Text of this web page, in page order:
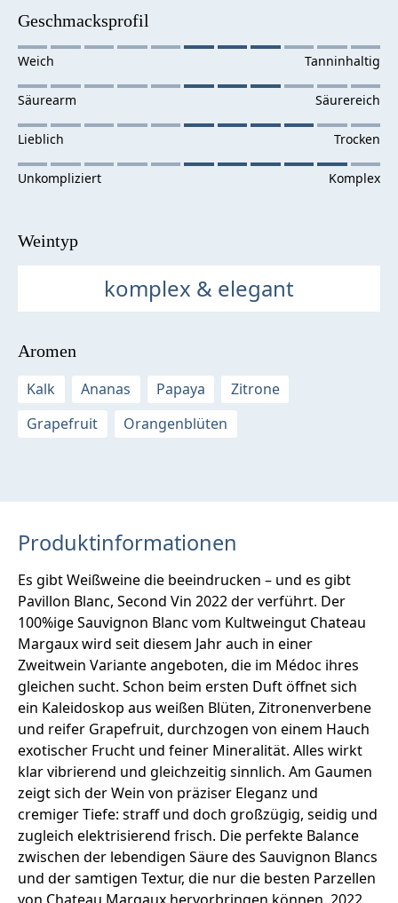
Geschmacksprofil
Weintyp
komplex & elegant
Aromen
Kalk
Ananas Papaya
Zitrone
Grapefruit
Orangenblüten
Produktinformationen
Es gibt Weißweine die beeindrucken – und es gibt
Pavillon Blanc, Second Vin 2022 der verführt. Der
100%ige Sauvignon Blanc vom Kultweingut Chateau
Margaux wird seit diesem Jahr auch in einer
Zweitwein Variante angeboten, die im Médoc ihres
gleichen sucht. Schon beim ersten Duft öffnet sich
ein Kaleidoskop aus weißen Blüten, Zitronenverbene
und reifer Grapefruit, durchzogen von einem Hauch
exotischer Frucht und feiner Mineralität. Alles wirkt
klar vibrierend und gleichzeitig sinnlich. Am Gaumen
zeigt sich der Wein von präziser Eleganz und
cremiger Tiefe: straff und doch großzügig, seidig und
zugleich elektrisierend frisch. Die perfekte Balance
zwischen der lebendigen Säure des Sauvignon Blancs
und der samtigen Textur, die nur die besten Parzellen